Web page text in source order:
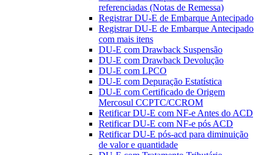
referenciadas (Notas de Remessa)
Registrar DU-E de Embarque Antecipado
Registrar DU-E de Embarque Antecipado
com mais itens
DU-E com Drawback Suspensão
DU-E com Drawback Devolução
DU-E com LPCO
DU-E com Depuração Estatística
DU-E com Certificado de Origem
Mercosul CCPTC/CCROM
Retificar DU-E com NF-e Antes do ACD
Retificar DU-E com NF-e pós ACD
Retificar DU-E pós-acd para diminuição
de valor e quantidade